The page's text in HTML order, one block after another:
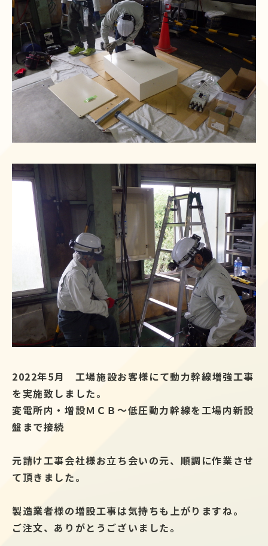
2022年5月 工場施設お客様にて動力幹線増強工事
を実施致しました。
変電所内・増設ＭＣＢ～低圧動力幹線を工場内新設
盤まで接続
元請け工事会社様お立ち会いの元、順調に作業させ
て頂きました。
製造業者様の増設工事は気持ちも上がりますね。
ご注文、ありがとうございました。